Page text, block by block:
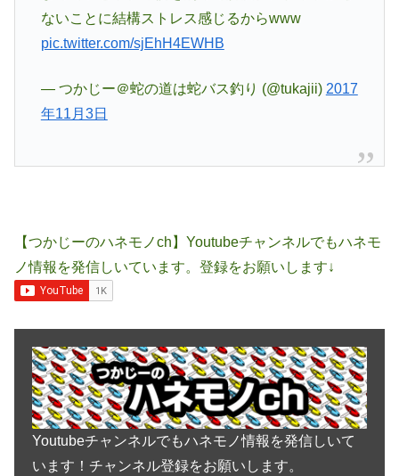
ないことに結構ストレス感じるからwww
pic.twitter.com/sjEhH4EWHB
— つかじー＠蛇の道は蛇バス釣り (@tukajii) 2017
年11月3日
【つかじーのハネモノch】Youtubeチャンネルでもハネモ
ノ情報を発信しいています。登録をお願いします↓
Youtubeチャンネルでもハネモノ情報を発信しいて
います！チャンネル登録をお願いします。